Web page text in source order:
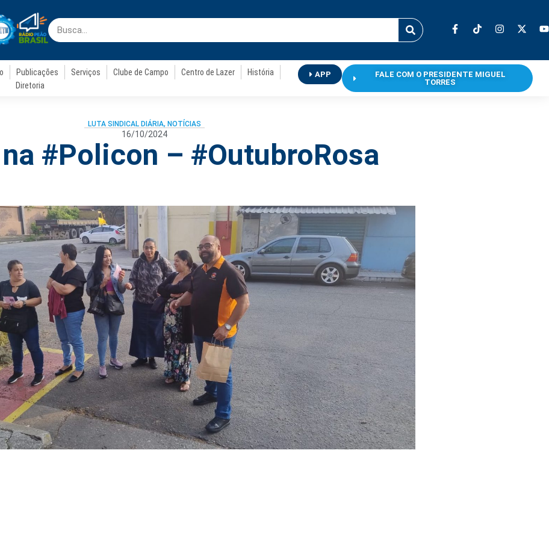
Publicações Serviços Clube de Campo Centro de Lazer
História
Diretoria
APP
FALE COM O PRESIDENTE MIGUEL
TORRES
LUTA SINDICAL DIÁRIA, NOTÍCIAS
16/10/2024
#Policon – #OutubroRosa